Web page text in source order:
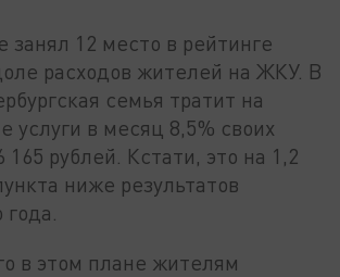
занял 12 место в рейтинге
расходов жителей на ЖКУ. В
семья тратит на
услуги в месяц 8,5% своих
165 рублей. Кстати, это на 1,2
ниже результатов
в этом плане жителям